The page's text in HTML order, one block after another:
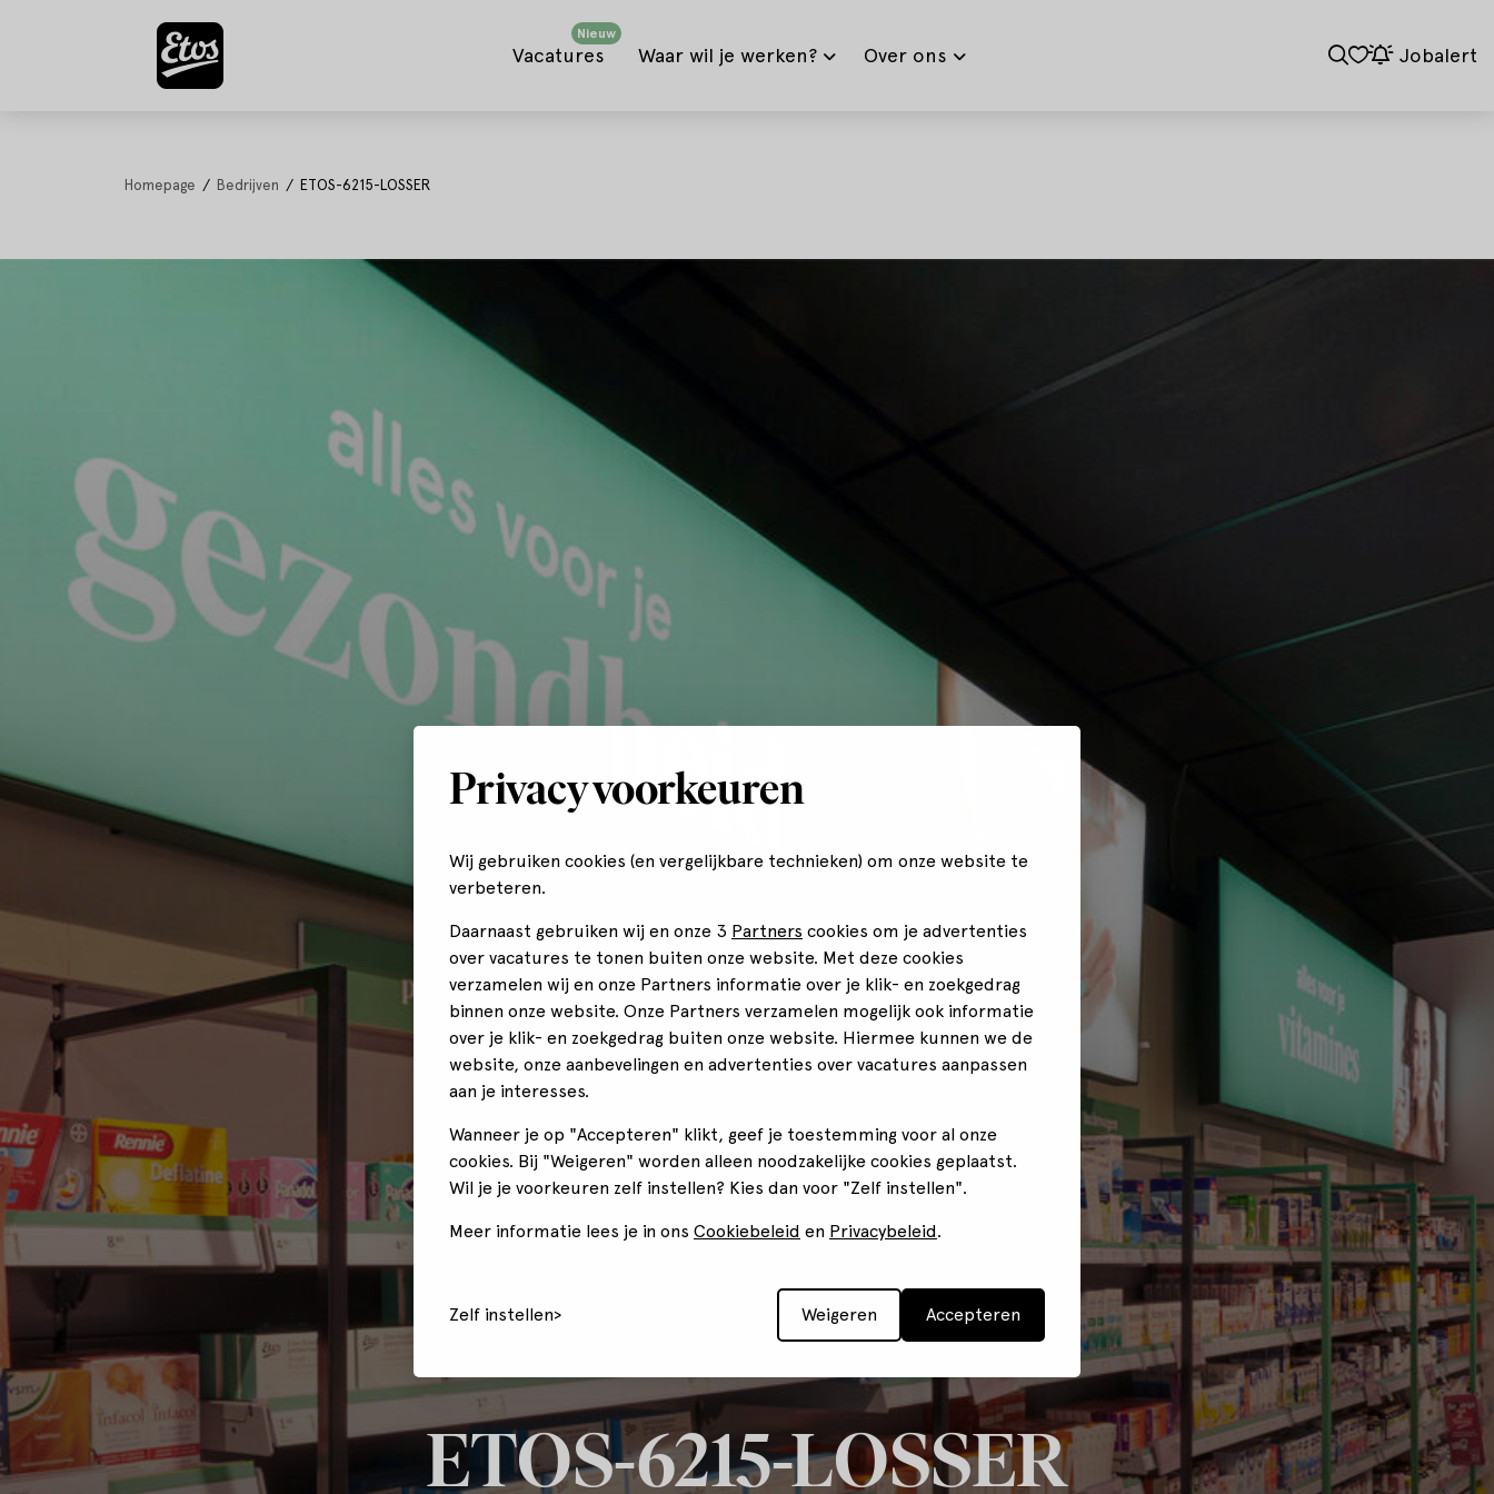
Privacy voorkeuren
Wij gebruiken cookies (en vergelijkbare technieken) om onze website te
verbeteren.
Daarnaast gebruiken wij en onze 3 Partners cookies om je advertenties
over vacatures te tonen buiten onze website. Met deze cookies
verzamelen wij en onze Partners informatie over je klik- en zoekgedrag
binnen onze website. Onze Partners verzamelen mogelijk ook informatie
over je klik- en zoekgedrag buiten onze website. Hiermee kunnen we de
website, onze aanbevelingen en advertenties over vacatures aanpassen
aan je interesses.
Wanneer je op "Accepteren" klikt, geef je toestemming voor al onze
cookies. Bij "Weigeren" worden alleen noodzakelijke cookies geplaatst.
Wil je je voorkeuren zelf instellen? Kies dan voor "Zelf instellen".
Meer informatie lees je in ons Cookiebeleid en Privacybeleid.
Zelf instellen Weigeren Accepteren
Vacatures
Nieuw
Waar wil je werken? Over ons Jobalert
Homepage Bedrijven ETOS-6215-LOSSER
ETOS-6215-LOSSER